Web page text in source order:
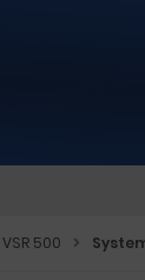
VSR 500